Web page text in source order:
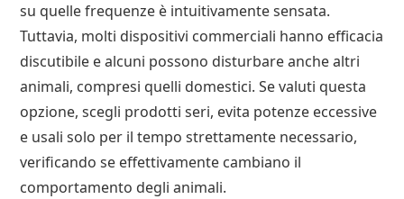
su quelle frequenze è intuitivamente sensata.
Tuttavia, molti dispositivi commerciali hanno efficacia
discutibile e alcuni possono disturbare anche altri
animali, compresi quelli domestici. Se valuti questa
opzione, scegli prodotti seri, evita potenze eccessive
e usali solo per il tempo strettamente necessario,
verificando se effettivamente cambiano il
comportamento degli animali.